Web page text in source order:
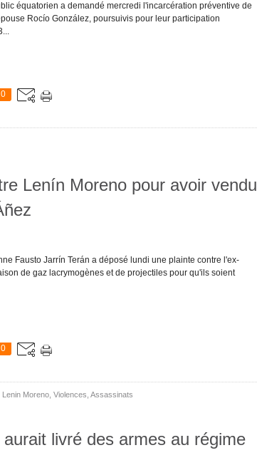
équatorien a demandé mercredi l'incarcération préventive de
Rocío González, poursuivis pour leur participation
0
Lenín Moreno pour avoir vendu
Fausto Jarrín Terán a déposé lundi une plainte contre l'ex-
de gaz lacrymogènes et de projectiles pour qu'ils soient
0
Lenin Moreno Violences Assassinats
livré des armes au régime